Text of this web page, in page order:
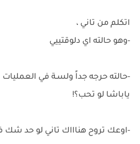
اتكلم من تاني ،
-وهو حالته اي دلوقتييي
-حالته حرجه جداً ولسـة في العمليات
ياباشا لو تحب؟!
-اوعك تروح هناااك تاني لو حد